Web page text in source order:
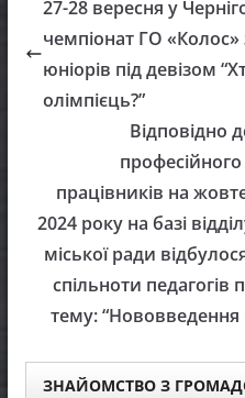
27-28 вересня у
чемпіонат ГО «Колос»
юніорів під девізом
олімпієць?”
Відповідно
працівників на
2024 року на базі
міської ради
спільноти
тему: “Нововведення
ЗНАЙОМСТВО З